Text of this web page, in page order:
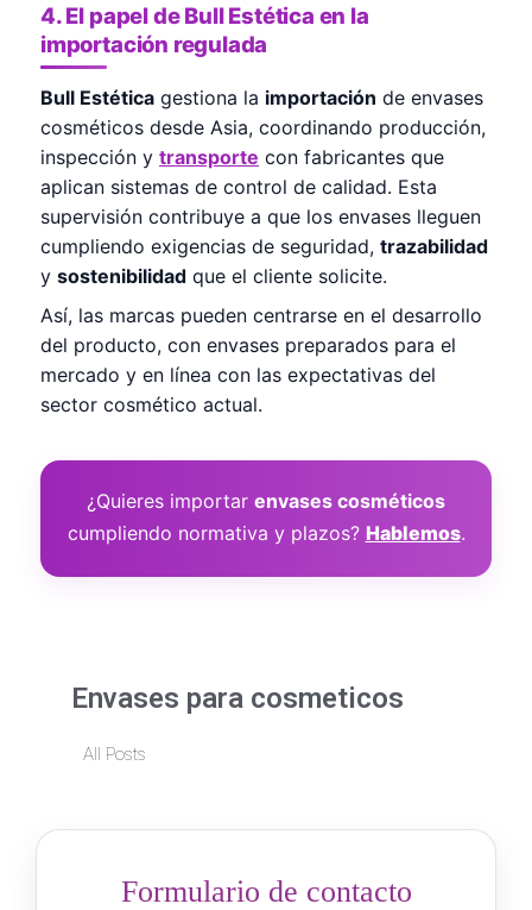
4. El papel de Bull Estética en la
importación regulada
Bull Estética gestiona la importación de envases
cosméticos desde Asia, coordinando producción,
inspección y transporte con fabricantes que
aplican sistemas de control de calidad. Esta
supervisión contribuye a que los envases lleguen
cumpliendo exigencias de seguridad, trazabilidad
y sostenibilidad que el cliente solicite.
Así, las marcas pueden centrarse en el desarrollo
del producto, con envases preparados para el
mercado y en línea con las expectativas del
sector cosmético actual.
¿Quieres importar envases cosméticos
cumpliendo normativa y plazos? Hablemos.
Envases para cosmeticos
All Posts
Formulario de contacto